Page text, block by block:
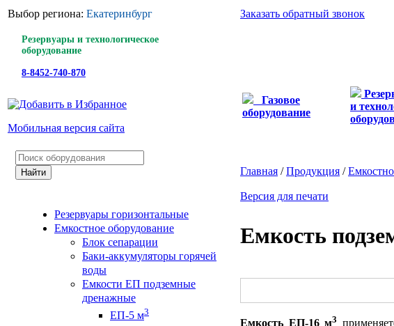
Выбор региона: Екатеринбург
Резервуары и технологическое
оборудование
8-8452-740-870
Мобильная версия сайта
Заказать обратный звонок
Газовое
оборудование
и
Резервуары горизонтальные
Емкостное оборудование
Блок сепарации
Баки-аккумуляторы горячей
воды
Емкости ЕП подземные
дренажные
ЕП-5 м3
Главная /Продукция /
Версия для печати
Емкость
Емкость ЕП-16 м3